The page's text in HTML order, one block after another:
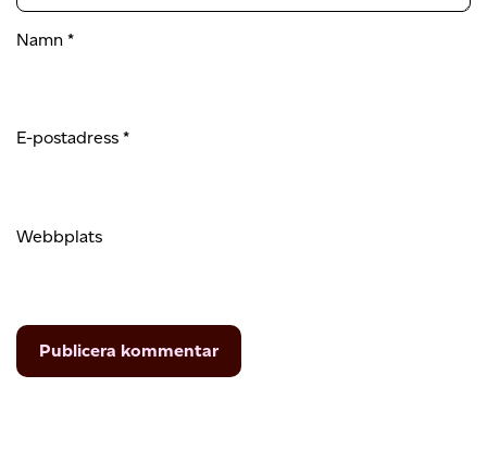
Namn *
E-postadress *
Webbplats